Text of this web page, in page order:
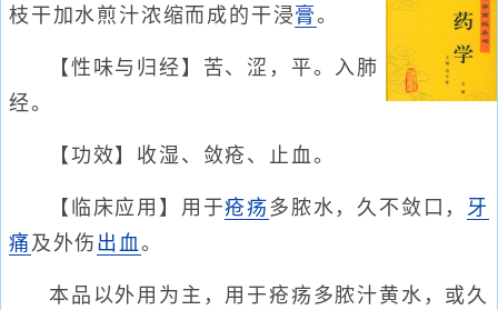
枝干加水煎汁浓缩而成的干浸膏。
【性味与归经】苦、涩，平。入肺
经。
【功效】收湿、敛疮、止血。
【临床应用】用于疮疡多脓水，久不敛口， 牙
痛 及外伤 出血。
本品以外用为主，用于疮疡多脓汁黄水，或久